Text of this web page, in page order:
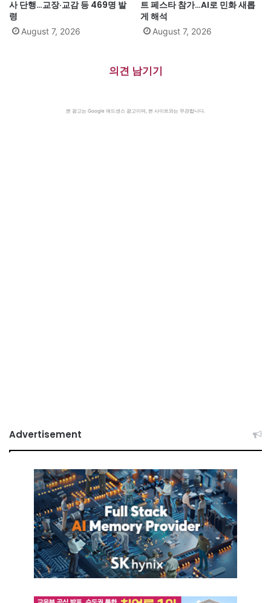
사 단행…교장·교감 등 469명 발
령
August 7, 2026
트 페스타 참가…AI로 민화 새롭
게 해석
August 7, 2026
의견 남기기
본 광고는 Google 애드센스 광고이며, 본 사이트와는 무관합니다.
Advertisement